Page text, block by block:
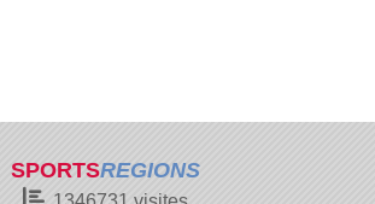
SPORTSREGIONS